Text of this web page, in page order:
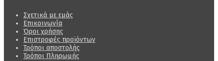
Σχετικά με εμάς
Επικοινωνία
Όροι χρήσης
Επιστροφές προϊόντων
Τρόποι αποστολής
Τρόποι Πληρωμής